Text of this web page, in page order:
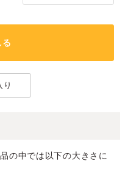
り
の中では以下の大きさに